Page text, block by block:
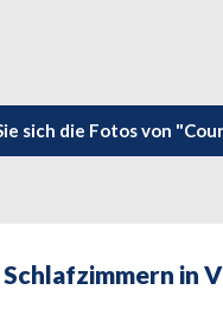
sich die Fotos von
in